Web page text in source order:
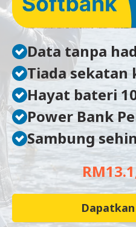
Data tanpa had
Tiada sekatan
Hayat bateri
Power Bank
Sambung
RM13.1
Dapatkan